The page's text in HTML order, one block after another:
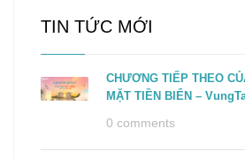
TIN TỨC MỚI
CHƯƠNG TIẾP THEO
MẶT TIỀN BIỂN –
0 comments